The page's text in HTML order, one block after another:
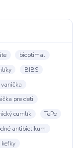
bioptimal
BIBS
pre deti
cumlík
TePe
antibiotikum